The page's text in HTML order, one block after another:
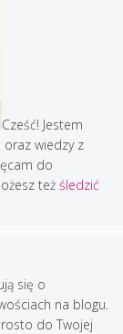
Cześć! Jestem
wiedzy z
do
też śledzić
się o
na blogu.
do Twojej